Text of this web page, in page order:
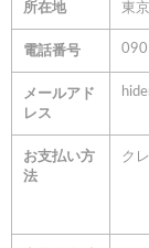
所在地 東
電話番号
メールアド
レス
お支払い方
法
ク